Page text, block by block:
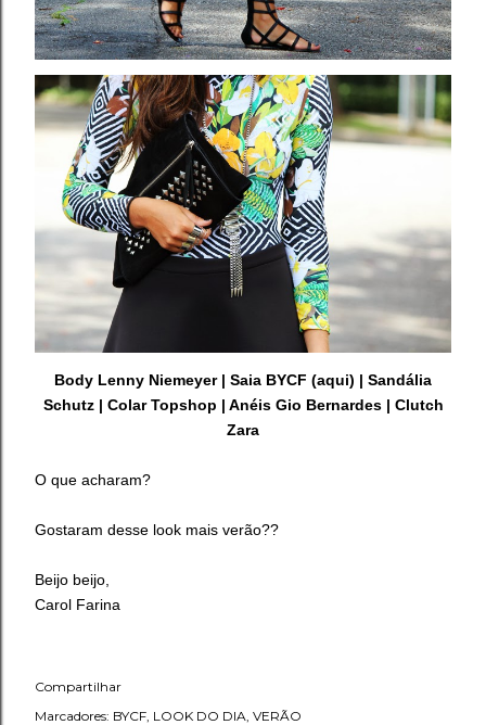
Body Lenny Niemeyer | Saia BYCF (aqui) | Sandália
Schutz | Colar Topshop | Anéis Gio Bernardes | Clutch
Zara
O que acharam?
Gostaram desse look mais verão??
Beijo beijo,
Carol Farina
Compartilhar
Marcadores: BYCF LOOK DO DIA VERÃO